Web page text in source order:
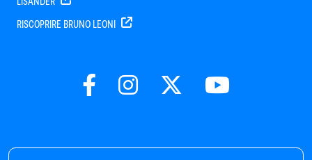
RISCOPRIRE BRUNO LEONI